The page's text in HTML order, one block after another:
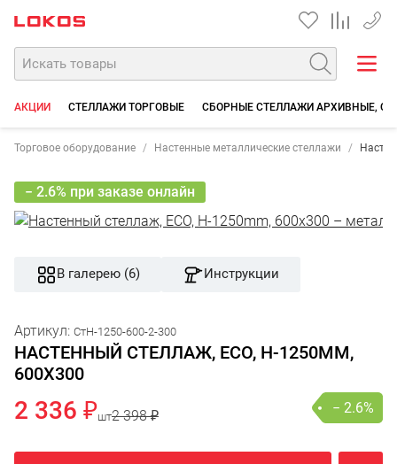
+7
АКЦИИ СТЕЛЛАЖИ ТОРГОВЫЕ СБОРНЫЕ СТЕЛЛАЖИ АРХИВНЫЕ,
Торговое оборудование Настенные металлические стеллажи
− 2.6% при заказе онлайн
В галерею (6) Инструкции
Артикул: СтН-1250-600-2-300
НАСТЕННЫЙ СТЕЛЛАЖ, ECO, H-1250MM,
600Х300
2 336 ₽шт2 398 ₽ − 2.6%